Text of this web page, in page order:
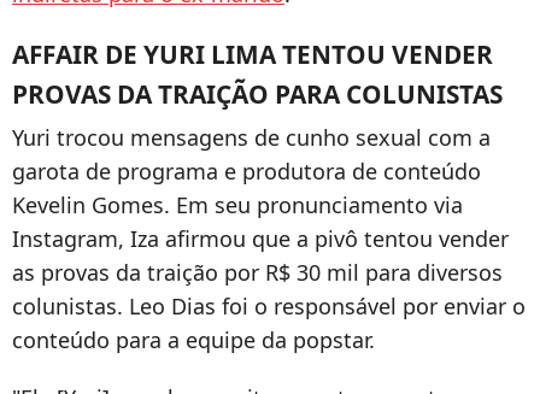
AFFAIR DE YURI LIMA TENTOU VENDER
PROVAS DA TRAIÇÃO PARA COLUNISTAS
Yuri trocou mensagens de cunho sexual com a
garota de programa e produtora de conteúdo
Kevelin Gomes. Em seu pronunciamento via
Instagram, Iza afirmou que a pivô tentou vender
as provas da traição por R$ 30 mil para diversos
colunistas. Leo Dias foi o responsável por enviar o
conteúdo para a equipe da popstar.